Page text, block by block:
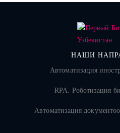
НАШИ
Автоматизация
RPA. Роботизация
Автоматизация